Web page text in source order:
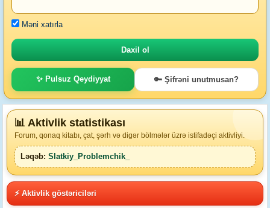
Məni xatırla
✨ Pulsuz Qeydiyyat 🔑 Şifrəni unutmusan?
📊 Aktivlik statistikası
Forum, qonaq kitabı, çat, şərh və digər bölmələr üzrə istifadəçi aktivliyi.
Ləqəb: Slatkiy_Problemchik_
⚡ Aktivlik göstəriciləri